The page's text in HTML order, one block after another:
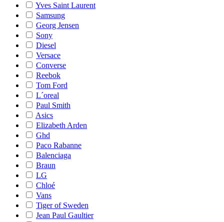
Yves Saint Laurent
Samsung
Georg Jensen
Sony
Diesel
Versace
Converse
Reebok
Tom Ford
L´oreal
Paul Smith
Asics
Elizabeth Arden
Ghd
Paco Rabanne
Balenciaga
Braun
LG
Chloé
Vans
Tiger of Sweden
Jean Paul Gaultier